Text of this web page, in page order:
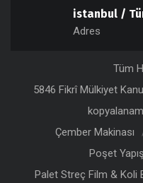
istanbul /
Adres
Tüm
5846 Fikrî Mülkiyet
Çember Makinası
Poşet
Palet Streç Film & Koli